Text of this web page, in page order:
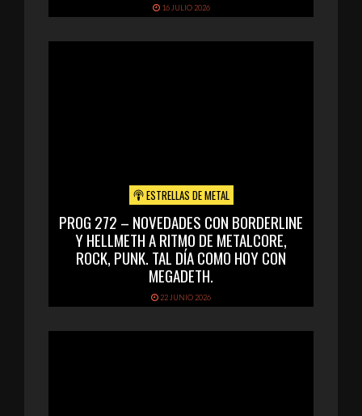
16 JULIO 2026
ESTRELLAS DE METAL
PROG 272 – NOVEDADES CON BORDERLINE
Y HELLMETH A RITMO DE METALCORE,
ROCK, PUNK. TAL DÍA COMO HOY CON
MEGADETH.
22 JUNIO 2026